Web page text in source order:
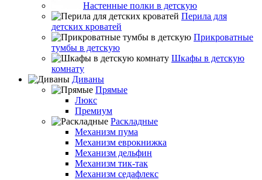
Настенные полки в детскую
Перила для
детских кроватей
Прикроватные
тумбы в детскую
Шкафы в детскую
комнату
Диваны
Прямые
Люкс
Премиум
Раскладные
Механизм пума
Механизм еврокнижка
Механизм дельфин
Механизм тик-так
Механизм седафлекс